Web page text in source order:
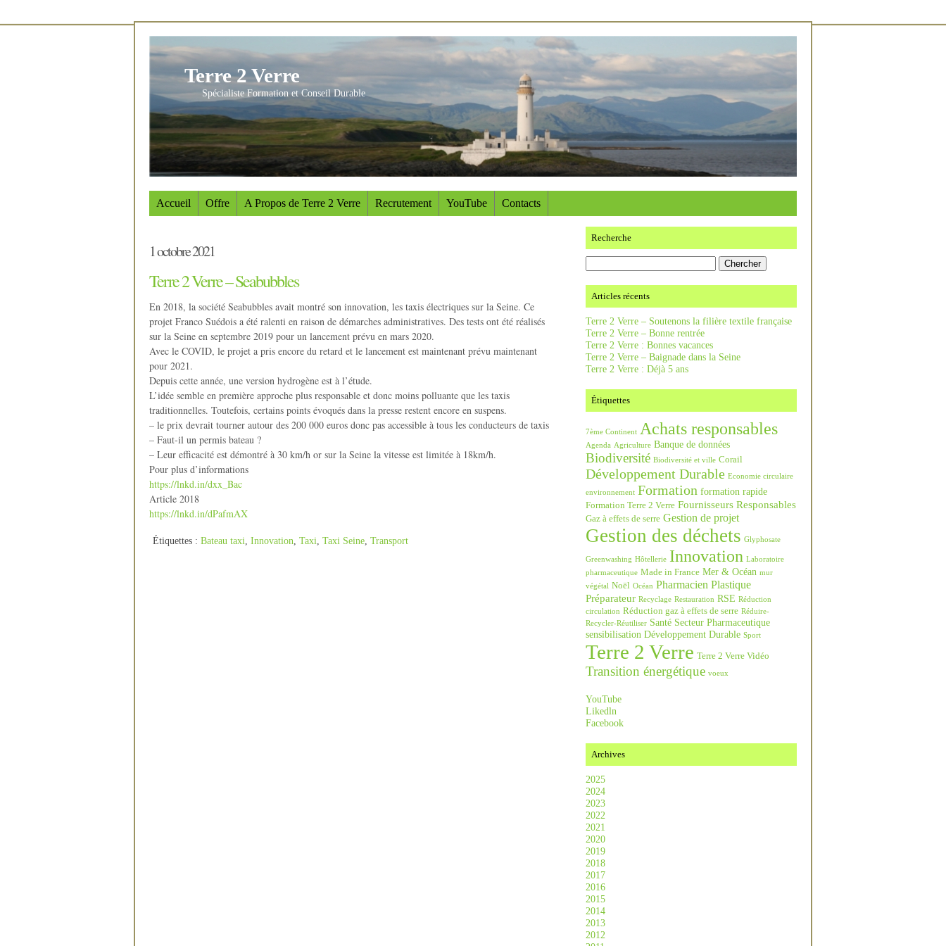
Terre 2 Verre
Spécialiste Formation et Conseil Durable
Accueil Offre A Propos de Terre 2 Verre Recrutement YouTube Contacts
1 octobre 2021
Terre 2 Verre – Seabubbles
En 2018, la société Seabubbles avait montré son innovation, les taxis électriques sur la Seine. Ce
projet Franco Suédois a été ralenti en raison de démarches administratives. Des tests ont été réalisés
sur la Seine en septembre 2019 pour un lancement prévu en mars 2020.
Avec le COVID, le projet a pris encore du retard et le lancement est maintenant prévu maintenant
pour 2021.
Depuis cette année, une version hydrogène est à l’étude.
L’idée semble en première approche plus responsable et donc moins polluante que les taxis
traditionnelles. Toutefois, certains points évoqués dans la presse restent encore en suspens.
– le prix devrait tourner autour des 200 000 euros donc pas accessible à tous les conducteurs de taxis
– Faut-il un permis bateau ?
– Leur efficacité est démontré à 30 km/h or sur la Seine la vitesse est limitée à 18km/h.
Pour plus d’informations
https://lnkd.in/dxx_Bac
Article 2018
https://lnkd.in/dPafmAX
Étiquettes : Bateau taxi Innovation Taxi Taxi Seine Transport
Recherche
Articles récents
Terre 2 Verre – Soutenons la filière textile française
Terre 2 Verre – Bonne rentrée
Terre 2 Verre : Bonnes vacances
Terre 2 Verre – Baignade dans la Seine
Terre 2 Verre : Déjà 5 ans
Étiquettes
7ème Continent Achats responsables
Agenda Agriculture Banque de données
Biodiversité Biodiversité et ville Corail
Développement Durable Economie circulaire
environnement Formation formation rapide
Formation Terre 2 Verre Fournisseurs Responsables
Gaz à effets de serre Gestion de projet
Gestion des déchets Glyphosate
Greenwashing Hôtellerie Innovation Laboratoire
pharmaceutique Made in France Mer & Océan mur
végétal Noël Océan Pharmacien Plastique
Préparateur Recyclage Restauration RSE Réduction
circulation Réduction gaz à effets de serre Réduire-
Recycler-Réutiliser Santé Secteur Pharmaceutique
sensibilisation Développement Durable Sport
Terre 2 Verre Terre 2 Verre Vidéo
Transition énergétique voeux
YouTube
Likedln
Facebook
Archives
2025
2024
2023
2022
2021
2020
2019
2018
2017
2016
2015
2014
2013
2012